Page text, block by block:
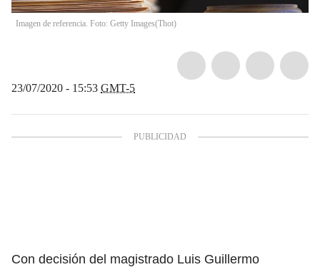
Imagen de referencia. Foto: Getty Images(Thot)
23/07/2020 - 15:53 GMT-5
Con decisión del magistrado Luis Guillermo